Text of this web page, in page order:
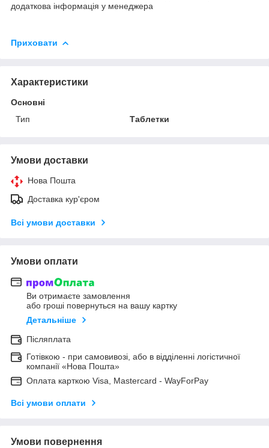
додаткова інформація у менеджера
Приховати
Характеристики
Основні
Тип
Таблетки
Умови доставки
Нова Пошта
Доставка кур'єром
Всі умови доставки
Умови оплати
Ви отримаєте замовлення
або гроші повернуться на вашу картку
Детальніше
Післяплата
Готівкою - при самовивозі, або в відділенні логістичної
компанії «Нова Пошта»
Оплата карткою Visa, Mastercard - WayForPay
Всі умови оплати
Умови повернення